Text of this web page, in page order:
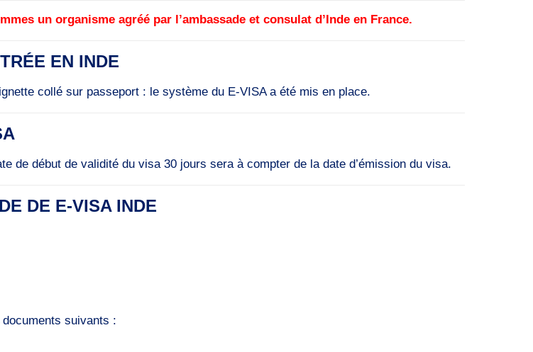
un organisme agréé par l’ambassade et consulat d’Inde en France.
EN INDE
collé sur passeport : le système du E-VISA a été mis en place.
de début de validité du visa 30 jours sera à compter de la date d’émission du visa.
DE E-VISA INDE
suivants :